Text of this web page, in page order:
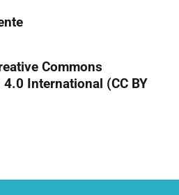
Commons
International (CC BY